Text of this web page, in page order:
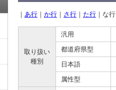
｜ あ行 ｜ か行 ｜ さ行 ｜ た行 ｜な
取り扱い
種別
汎用
都道府県型
日本語
属性型